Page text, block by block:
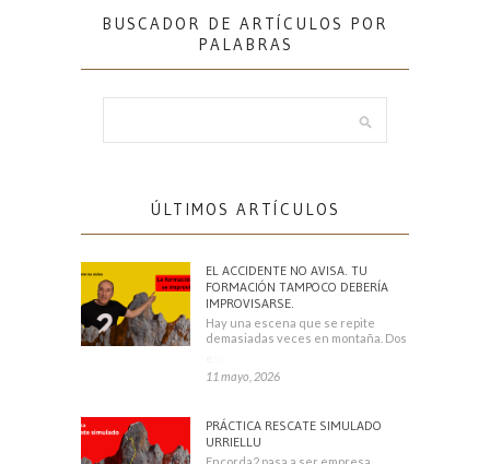
BUSCADOR DE ARTÍCULOS POR
PALABRAS
ÚLTIMOS ARTÍCULOS
EL ACCIDENTE NO AVISA. TU
FORMACIÓN TAMPOCO DEBERÍA
IMPROVISARSE.
Hay una escena que se repite
demasiadas veces en montaña. Dos
11 mayo, 2026
PRÁCTICA RESCATE SIMULADO
URRIELLU